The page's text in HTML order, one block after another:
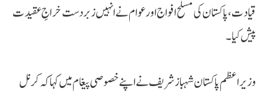
قیادت، پاکستان کی مسلح افواج اور عوام نے انہیں زبردست خراجِ عقیدت
پیش کیا۔
وزیراعظم پاکستان شہباز شریف نے اپنے خصوصی پیغام میں کہا کہ کرنل